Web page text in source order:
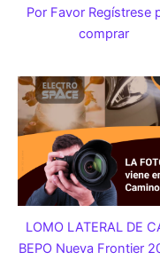
Por Favor Regístrese
comprar
LOMO LATERAL DE
BEPO Nueva Frontier